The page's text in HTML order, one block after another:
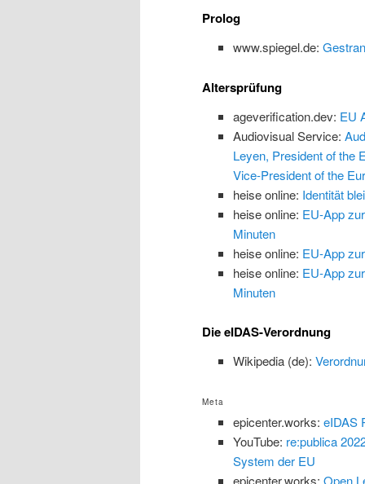
Prolog
www.spiegel.de:
Altersprüfung
ageverification.dev: EU
Audiovisual Service:
Leyen, President of the
Vice-President of the
heise online: Identität
heise online: EU-App
Minuten
heise online: EU-App
heise online: EU-App
Minuten
Die eIDAS-Verordnung
Wikipedia (de):
Meta
epicenter.works: eIDAS
YouTube: re:publica
System der EU
epicenter.works: Open